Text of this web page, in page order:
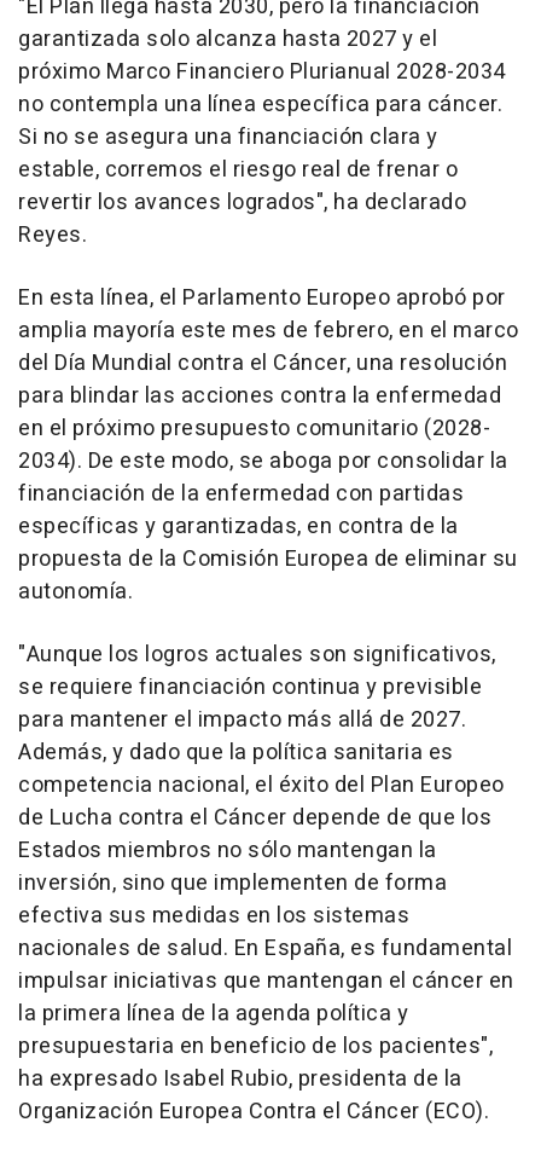
"El Plan llega hasta 2030, pero la financiación
garantizada solo alcanza hasta 2027 y el
próximo Marco Financiero Plurianual 2028-2034
no contempla una línea específica para cáncer.
Si no se asegura una financiación clara y
estable, corremos el riesgo real de frenar o
revertir los avances logrados", ha declarado
Reyes.
En esta línea, el Parlamento Europeo aprobó por
amplia mayoría este mes de febrero, en el marco
del Día Mundial contra el Cáncer, una resolución
para blindar las acciones contra la enfermedad
en el próximo presupuesto comunitario (2028-
2034). De este modo, se aboga por consolidar la
financiación de la enfermedad con partidas
específicas y garantizadas, en contra de la
propuesta de la Comisión Europea de eliminar su
autonomía.
"Aunque los logros actuales son significativos,
se requiere financiación continua y previsible
para mantener el impacto más allá de 2027.
Además, y dado que la política sanitaria es
competencia nacional, el éxito del Plan Europeo
de Lucha contra el Cáncer depende de que los
Estados miembros no sólo mantengan la
inversión, sino que implementen de forma
efectiva sus medidas en los sistemas
nacionales de salud. En España, es fundamental
impulsar iniciativas que mantengan el cáncer en
la primera línea de la agenda política y
presupuestaria en beneficio de los pacientes",
ha expresado Isabel Rubio, presidenta de la
Organización Europea Contra el Cáncer (ECO).